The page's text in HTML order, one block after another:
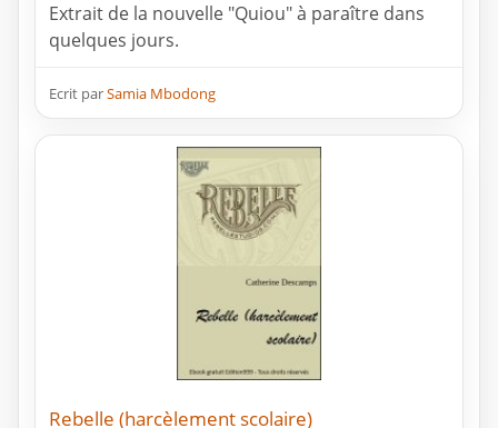
Extrait de la nouvelle "Quiou" à paraître dans
quelques jours.
Ecrit parSamia Mbodong
Rebelle (harcèlement scolaire)